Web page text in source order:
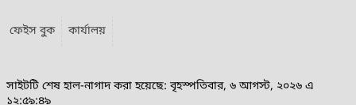
ফেইস বুক কার্যালয়
সাইটটি শেষ হাল-নাগাদ করা হয়েছে: বৃহস্পতিবার, ৬ আগস্ট, ২০২৬ এ
১২:৫৯:৪৯